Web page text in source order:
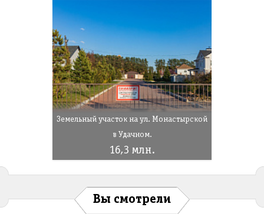
Земельный участок на ул. Монастырской
в Удачном.
16,3 млн.
Вы смотрели